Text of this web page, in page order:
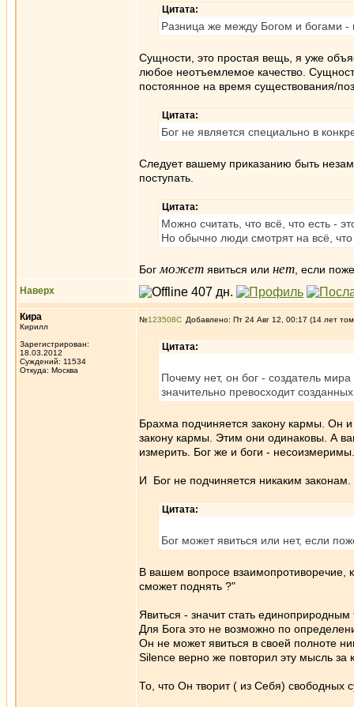
Цитата:
Разница же между Богом и богами -
Сущности, это простая вещь, я уже
любое неотъемлемое качество.
постоянное на время существования/
Цитата:
Бог не является специально в
Следует вашему приказанию быть
поступать.
Цитата:
Можно считать, что всё, что есть -
Но обычно люди смотрят на всё, что
Бог может явиться или нет , если
Наверх
Кира
Кирилл
Зарегистрирован:
18.03.2012
Суждений: 11534
Откуда: Москва
№123508 Добавлено: Пт 24 Авг 12, 00:17 (14 лет
Цитата:
Почему нет, он бог - создатель
значительно превосходит
Брахма подчиняется закону кармы. Он
закону кармы. Этим они одинаковы. А
измерить. Бог же и боги - несоизмеримы.
И Бог не подчиняется никаким
Цитата:
Бог может явиться или нет, если
В вашем вопросе взаимопротиворечие,
сможет поднять ?"
Явиться - значит стать
Для Бога это не возможно по
Он не может явиться в своей полноте
Silence верно же повторил эту мысль за
То, что Он творит ( из Себя) свободных